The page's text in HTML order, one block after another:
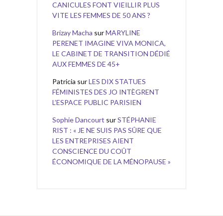
CANICULES FONT VIEILLIR PLUS
VITE LES FEMMES DE 50 ANS ?
Brizay Macha surMARYLINE
PERENET IMAGINE VIVA MONICA,
LE CABINET DE TRANSITION DÉDIÉ
AUX FEMMES DE 45+
Patricia surLES DIX STATUES
FÉMINISTES DES JO INTÈGRENT
L’ESPACE PUBLIC PARISIEN
Sophie Dancourt surSTÉPHANIE
RIST : « JE NE SUIS PAS SÛRE QUE
LES ENTREPRISES AIENT
CONSCIENCE DU COÛT
ÉCONOMIQUE DE LA MÉNOPAUSE »